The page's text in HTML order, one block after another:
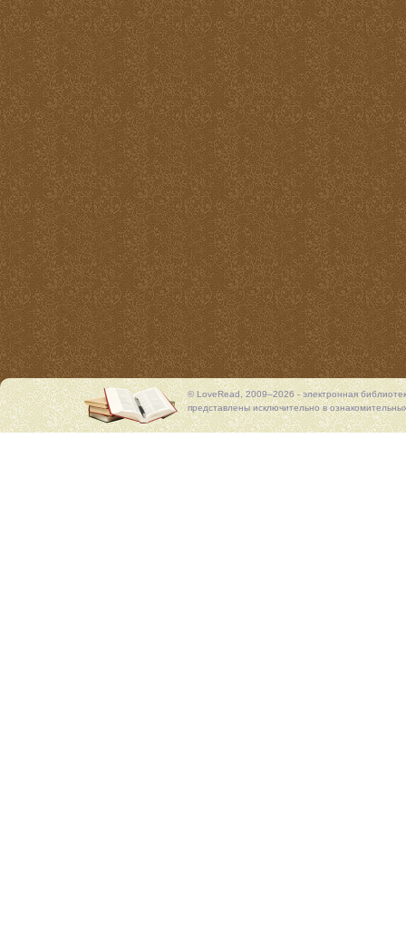
© LoveRead, 2009–2026 - электронная
представлены исключительно в